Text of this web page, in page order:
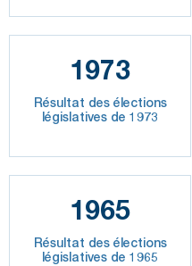
1973
Résultat des élections
législatives de 1973
1965
Résultat des élections
législatives de 1965